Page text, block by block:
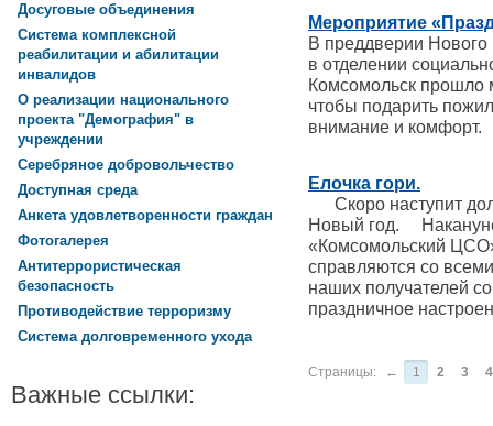
Мероприятие
В преддверии
в отделении
Комсомольск прошло
чтобы подарить
внимание и
Елочка гори.
Скоро наступит
Новый год.
«Комсомольский
справляются со
наших получателей
праздничное
Страницы: ← 1 2 3 4
Досуговые объединения
Система комплексной
реабилитации и абилитации
инвалидов
О реализации национального
проекта "Демография" в
учреждении
Серебряное добровольчество
Доступная среда
Анкета удовлетворенности граждан
Фотогалерея
Антитеррористическая
безопасность
Противодействие терроризму
Система долговременного ухода
Важные ссылки: